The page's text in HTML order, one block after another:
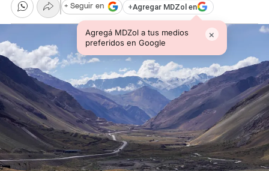
+Agregar MDZol en
Agregá MDZol a tus medios
preferidos en Google
×
+ Seguir en